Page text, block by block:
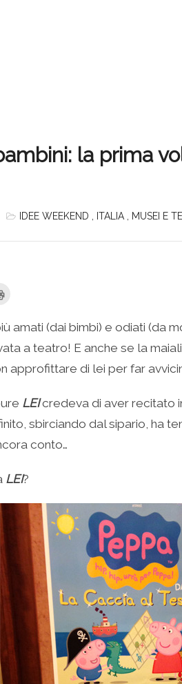
la prima
IDEE WEEKEND ITALIA MUSEI E
stampare
(Si
apre
in
nuova
finestra)
amati (dai bimbi) e odiati (da
a teatro! E anche se la
approfittare di lei per far
LEI credeva di aver recitato
sbirciando dal sipario, ha
conto…
LEI?